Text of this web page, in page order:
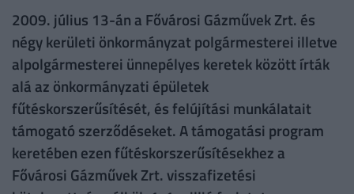
2009. július 13-án a Fővárosi Gázművek Zrt. és
négy kerületi önkormányzat polgármesterei illetve
alpolgármesterei ünnepélyes keretek között írták
alá az önkormányzati épületek
fűtéskorszerűsítését, és felújítási munkálatait
támogató szerződéseket. A támogatási program
keretében ezen fűtéskorszerűsítésekhez a
Fővárosi Gázművek Zrt. visszafizetési